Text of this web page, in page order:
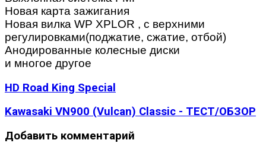
Новая карта зажигания
Новая вилка WP XPLOR , c верхними
регулировками(поджатие, сжатие, отбой)
Анодированные колесные диски
и многое другое
HD Road King Special
Kawasaki VN900 (Vulcan) Classic - ТЕСТ/ОБЗОР
Добавить комментарий